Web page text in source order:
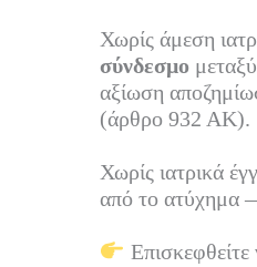
Χωρίς άμεση
σύνδεσμο
αξίωση
(άρθρο 932 ΑΚ).
Χωρίς ιατρικά
από το ατύχημα